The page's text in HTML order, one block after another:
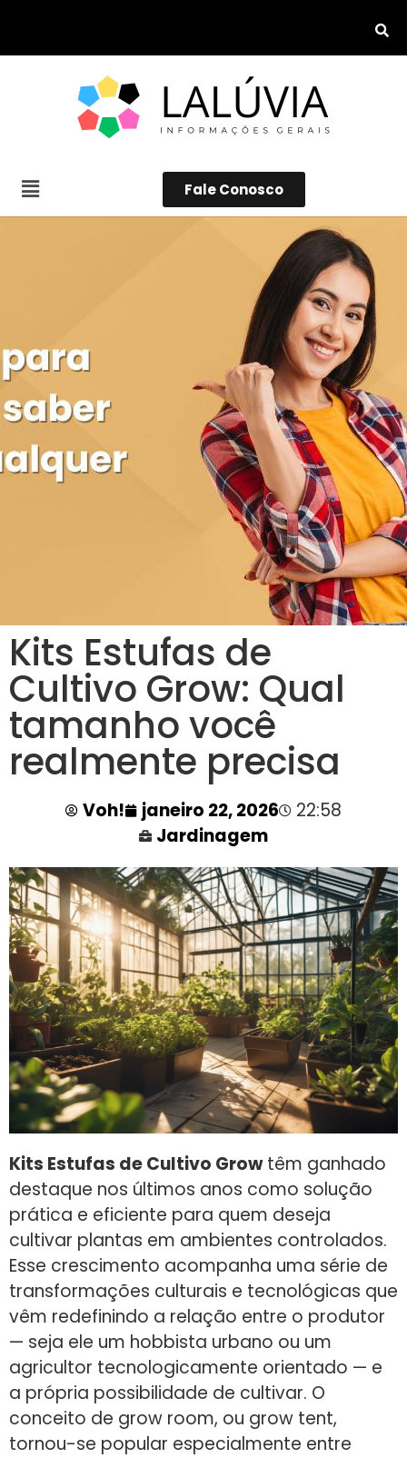
Fale Conosco
Kits Estufas de
Cultivo Grow: Qual
tamanho você
realmente precisa
Voh! janeiro 22, 2026
22:58
Jardinagem
Kits Estufas de Cultivo Growtêm ganhado
destaque nos últimos anos como solução
prática e eficiente para quem deseja
cultivar plantas em ambientes controlados.
Esse crescimento acompanha uma série de
transformações culturais e tecnológicas que
vêm redefinindo a relação entre o produtor
— seja ele um hobbista urbano ou um
agricultor tecnologicamente orientado — e
a própria possibilidade de cultivar. O
conceito de grow room, ou grow tent,
tornou-se popular especialmente entre